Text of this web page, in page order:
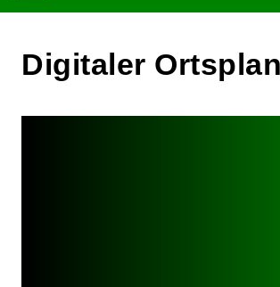
Digitaler Ortsplan